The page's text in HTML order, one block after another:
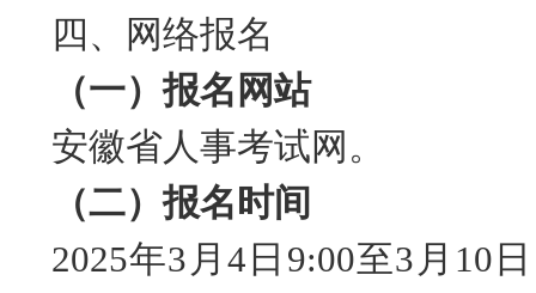
四 、网络报名
（一）报名网站
安徽省人事考试网 。
（二）报名时间
2025年3 月 4 日 9:00至3 月 10 日